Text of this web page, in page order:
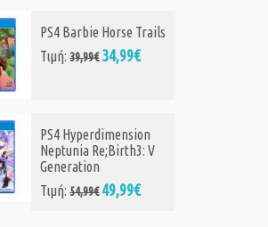
PS4 Sonic Racing:
PS4 Mado Monogatari:
Fia and the Wondrous
Academy